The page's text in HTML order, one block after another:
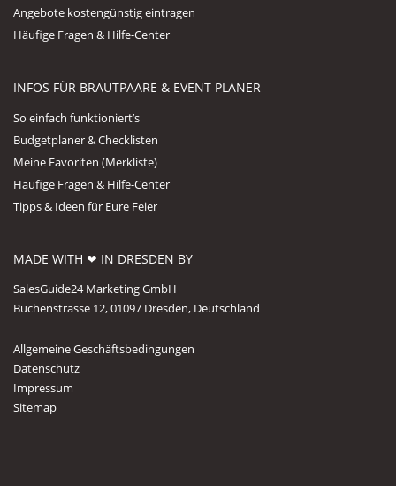
Angebote kostengünstig eintragen
Häufige Fragen & Hilfe-Center
INFOS FÜR BRAUTPAARE & EVENT PLANER
So einfach funktioniert’s
Budgetplaner & Checklisten
Meine Favoriten (Merkliste)
Häufige Fragen & Hilfe-Center
Tipps & Ideen für Eure Feier
MADE WITH ❤ IN DRESDEN BY
SalesGuide24 Marketing GmbH
Buchenstrasse 12, 01097 Dresden, Deutschland
Allgemeine Geschäftsbedingungen
Datenschutz
Impressum
Sitemap